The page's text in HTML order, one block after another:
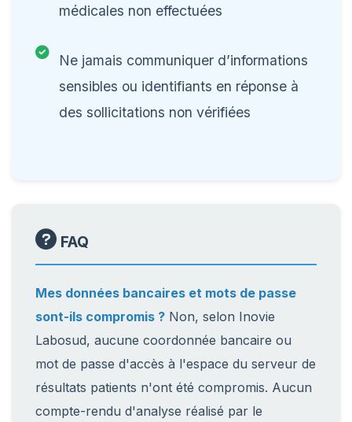
médicales non effectuées
Ne jamais communiquer d’informations
sensibles ou identifiants en réponse à
des sollicitations non vérifiées
FAQ
Mes données bancaires et mots de passe
sont-ils compromis ? Non, selon Inovie
Labosud, aucune coordonnée bancaire ou
mot de passe d'accès à l'espace du serveur de
résultats patients n'ont été compromis. Aucun
compte-rendu d'analyse réalisé par le